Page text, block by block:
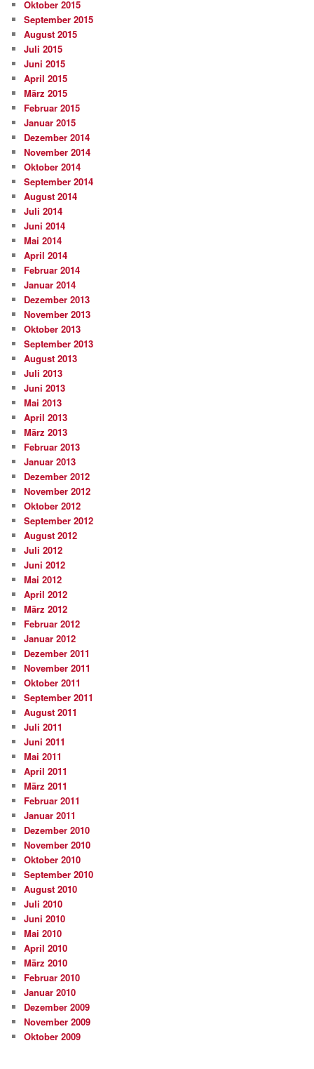
Oktober 2015
September 2015
August 2015
Juli 2015
Juni 2015
April 2015
März 2015
Februar 2015
Januar 2015
Dezember 2014
November 2014
Oktober 2014
September 2014
August 2014
Juli 2014
Juni 2014
Mai 2014
April 2014
Februar 2014
Januar 2014
Dezember 2013
November 2013
Oktober 2013
September 2013
August 2013
Juli 2013
Juni 2013
Mai 2013
April 2013
März 2013
Februar 2013
Januar 2013
Dezember 2012
November 2012
Oktober 2012
September 2012
August 2012
Juli 2012
Juni 2012
Mai 2012
April 2012
März 2012
Februar 2012
Januar 2012
Dezember 2011
November 2011
Oktober 2011
September 2011
August 2011
Juli 2011
Juni 2011
Mai 2011
April 2011
März 2011
Februar 2011
Januar 2011
Dezember 2010
November 2010
Oktober 2010
September 2010
August 2010
Juli 2010
Juni 2010
Mai 2010
April 2010
März 2010
Februar 2010
Januar 2010
Dezember 2009
November 2009
Oktober 2009